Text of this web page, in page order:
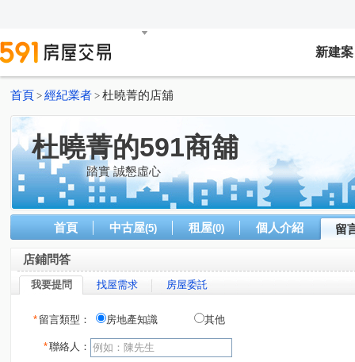
新建案
首頁 > 經紀業者 > 杜曉菁的店舖
杜曉菁的591商舖
踏實 誠懇虛心
首頁 中古屋(5) 租屋(0) 個人介紹 留
店鋪問答
我要提問 找屋需求 房屋委託
* 留言類型： 房地產知識 其他
*聯絡人：